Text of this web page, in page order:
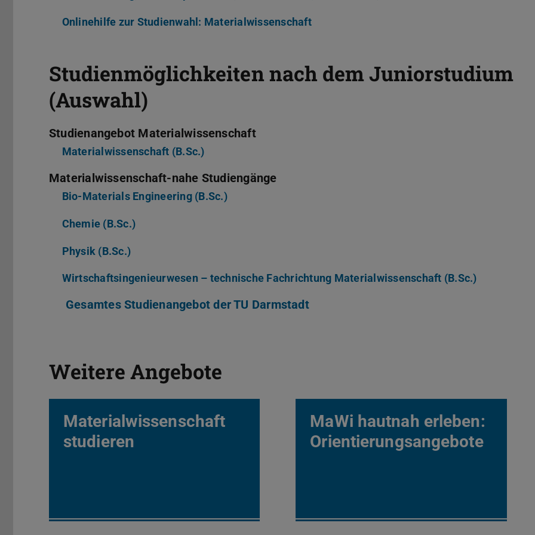
Onlinehilfe zur Studienwahl: Materialwissenschaft
Studienmöglichkeiten nach dem Juniorstudium
(Auswahl)
Studienangebot Materialwissenschaft
Materialwissenschaft (B.Sc.)
Materialwissenschaft-nahe Studiengänge
Bio-Materials Engineering (B.Sc.)
Chemie (B.Sc.)
Physik (B.Sc.)
Wirtschaftsingenieurwesen – technische Fachrichtung Materialwissenschaft (B.Sc.)
Gesamtes Studienangebot der TU Darmstadt
Weitere Angebote
Materialwissenschaft
studieren
MaWi hautnah erleben:
Orientierungsangebote